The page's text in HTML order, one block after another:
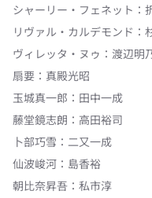
シャーリー・フェネット ：
リヴァル・カルデモンド ：
ヴィレッタ・ヌゥ ： 渡辺明
扇要 ： 真殿光昭
玉城真一郎 ： 田中一成
藤堂鏡志朗 ： 高田裕司
卜部巧雪 ： 二又一成
仙波峻河 ： 島香裕
朝比奈昇吾 ： 私市淳